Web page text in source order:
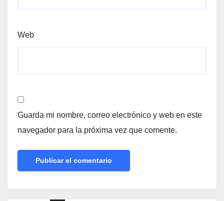
Web
Guarda mi nombre, correo electrónico y web en este
navegador para la próxima vez que comente.